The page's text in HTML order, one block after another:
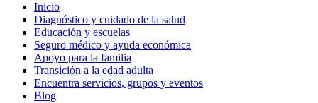
Inicio
Diagnóstico y cuidado de la salud
Educación y escuelas
Seguro médico y ayuda económica
Apoyo para la familia
Transición a la edad adulta
Encuentra servicios, grupos y eventos
Blog